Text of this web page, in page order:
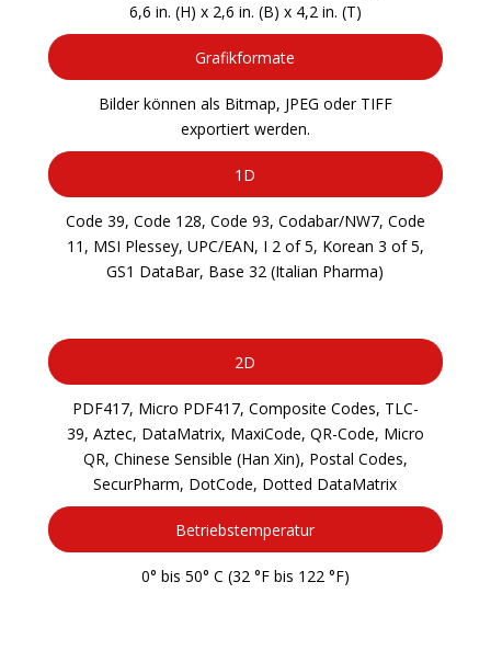
6,6 in. (H) x 2,6 in. (B) x 4,2 in. (T)
Grafikformate
Bilder können als Bitmap, JPEG oder TIFF
exportiert werden.
1D
Code 39, Code 128, Code 93, Codabar/NW7, Code
11, MSI Plessey, UPC/EAN, I 2 of 5, Korean 3 of 5,
GS1 DataBar, Base 32 (Italian Pharma)
2D
PDF417, Micro PDF417, Composite Codes, TLC-
39, Aztec, DataMatrix, MaxiCode, QR-Code, Micro
QR, Chinese Sensible (Han Xin), Postal Codes,
SecurPharm, DotCode, Dotted DataMatrix
Betriebstemperatur
0° bis 50° C (32 °F bis 122 °F)